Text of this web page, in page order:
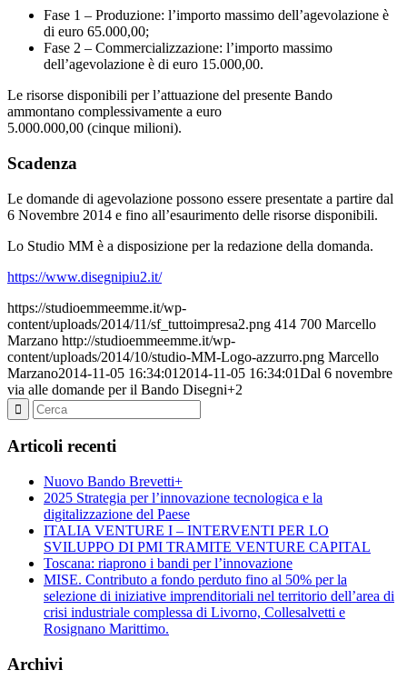
Fase 1 – Produzione: l’importo massimo dell’agevolazione è
di euro 65.000,00;
Fase 2 – Commercializzazione: l’importo massimo
dell’agevolazione è di euro 15.000,00.
Le risorse disponibili per l’attuazione del presente Bando
ammontano complessivamente a euro
5.000.000,00 (cinque milioni).
Scadenza
Le domande di agevolazione possono essere presentate a partire dal
6 Novembre 2014 e fino all’esaurimento delle risorse disponibili.
Lo Studio MM è a disposizione per la redazione della domanda.
https://www.disegnipiu2.it/
https://studioemmeemme.it/wp-
content/uploads/2014/11/sf_tuttoimpresa2.png 414 700 Marcello
Marzano http://studioemmeemme.it/wp-
content/uploads/2014/10/studio-MM-Logo-azzurro.png Marcello
Marzano2014-11-05 16:34:01 2014-11-05 16:34:01Dal 6 novembre
via alle domande per il Bando Disegni+2
Articoli recenti
Nuovo Bando Brevetti+
2025 Strategia per l’innovazione tecnologica e la
digitalizzazione del Paese
ITALIA VENTURE I – INTERVENTI PER LO
SVILUPPO DI PMI TRAMITE VENTURE CAPITAL
Toscana: riaprono i bandi per l’innovazione
MISE. Contributo a fondo perduto fino al 50% per la
selezione di iniziative imprenditoriali nel territorio dell’area di
crisi industriale complessa di Livorno, Collesalvetti e
Rosignano Marittimo.
Archivi